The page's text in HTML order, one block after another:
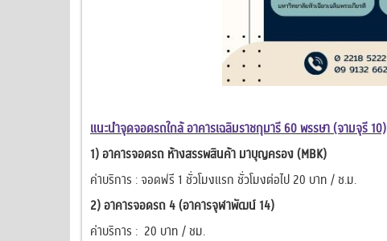
แนะนำจุดจอดรถใกล้ อาคารเฉลิมราชกุมารี 60 พรรษา (จามจุรี 10)
1) อาคารจอดรถ ห้างสรรพสินค้า มาบุญครอง (MBK)
ค่าบริการ : จอดฟรี 1 ชั่วโมงแรก ชั่วโมงต่อไป 20 บาท / ช.ม.
2) อาคารจอดรถ 4 (อาคารจุฬาพัฒน์ 14)
ค่าบริการ : 20 บาท / ชม.